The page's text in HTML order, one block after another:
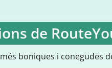
de
boniques i conegudes